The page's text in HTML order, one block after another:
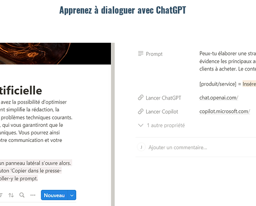
Apprenez à dialoguer avec ChatGPT